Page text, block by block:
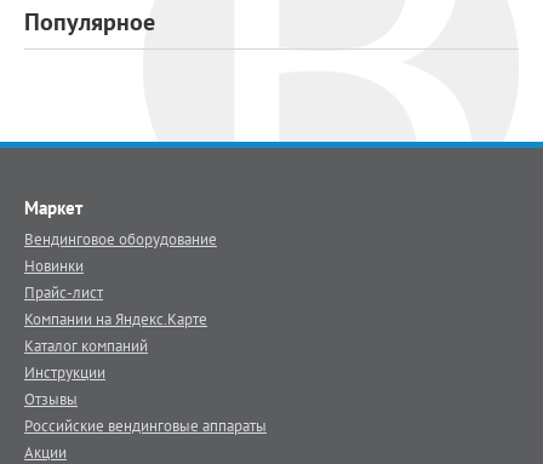
Популярное
Маркет
Вендинговое оборудование
Новинки
Прайс-лист
Компании на Яндекс.Карте
Каталог компаний
Инструкции
Отзывы
Российские вендинговые аппараты
Акции